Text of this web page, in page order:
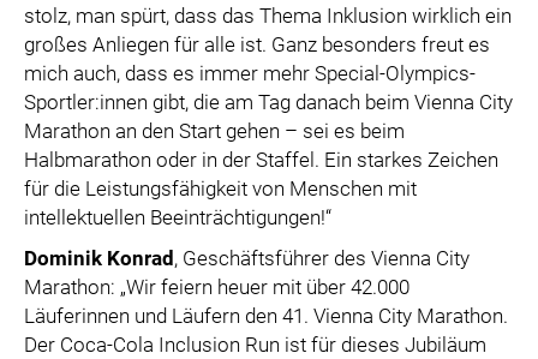
stolz, man spürt, dass das Thema Inklusion wirklich ein
großes Anliegen für alle ist. Ganz besonders freut es
mich auch, dass es immer mehr Special-Olympics-
Sportler:innen gibt, die am Tag danach beim Vienna City
Marathon an den Start gehen – sei es beim
Halbmarathon oder in der Staffel. Ein starkes Zeichen
für die Leistungsfähigkeit von Menschen mit
intellektuellen Beeinträchtigungen!“
Dominik Konrad, Geschäftsführer des Vienna City
Marathon: „Wir feiern heuer mit über 42.000
Läuferinnen und Läufern den 41. Vienna City Marathon.
Der Coca-Cola Inclusion Run ist für dieses Jubiläum